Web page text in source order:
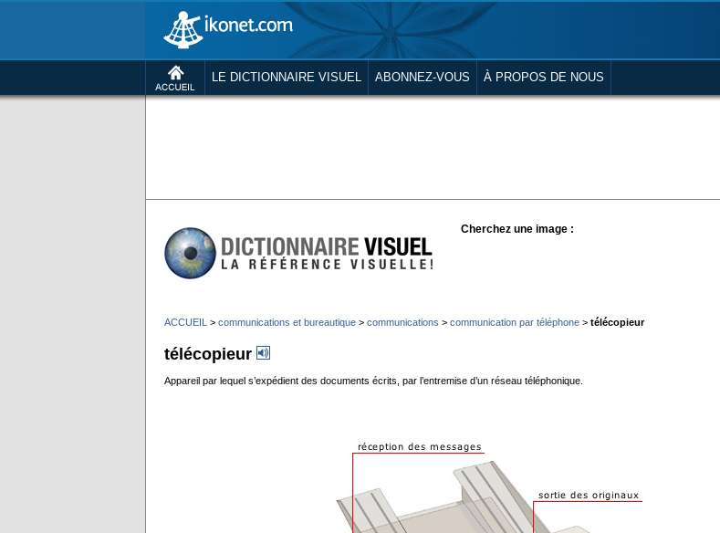
LE DICTIONNAIRE VISUEL ABONNEZ-VOUS À PROPOS DE NOUS
Cherchez une image :
ACCUEIL > communications et bureautique > communications > communication par téléphone > télécopieur
télécopieur
Appareil par lequel s’expédient des documents écrits, par l’entremise d’un réseau téléphonique.